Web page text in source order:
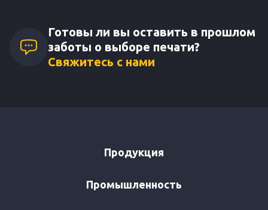
Готовы ли вы оставить в прошлом
заботы о выборе печати?
Свяжитесь с нами
Продукция
Промышленность